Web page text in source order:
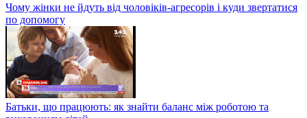
Чому жінки не йдуть від чоловіків-агресорів і куди звертатися
по допомогу
Батьки, що працюють: як знайти баланс між роботою та